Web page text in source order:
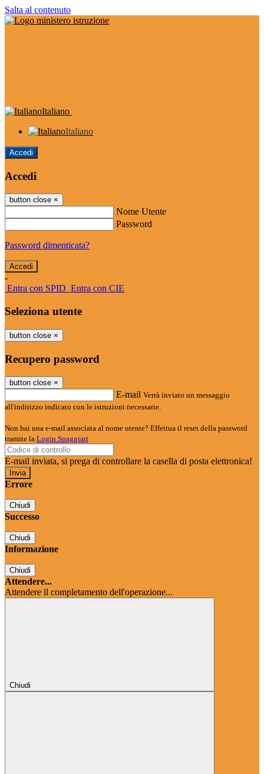
Salta al contenuto
Italiano
Italiano
Accedi
Accedi
button close ×
Nome Utente
Password
Password dimenticata?
-
Entra con SPID Entra con CIE
Seleziona utente
button close ×
Recupero password
button close ×
E-mail Verrà inviato un messaggio
all'indirizzo indicato con le istruzioni necessarie.
Non hai una e-mail associata al nome utente? Effettua il reset della password
tramite la Login Spaggiari
E-mail inviata, si prega di controllare la casella di posta elettronica!
Errore
Chiudi
Successo
Chiudi
Informazione
Chiudi
Attendere...
Attendere il completamento dell'operazione...
Chiudi